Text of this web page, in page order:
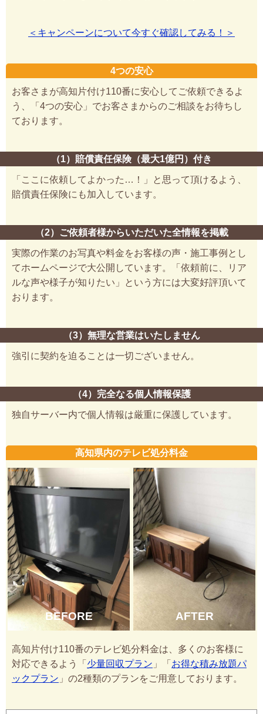
＜キャンペーンについて今すぐ確認してみる！＞
4つの安心
お客さまが高知片付け110番に安心してご依頼できるよ
う、「4つの安心」でお客さまからのご相談をお待ちし
ております。
（1）賠償責任保険（最大1億円）付き
「ここに依頼してよかった…！」と思って頂けるよう、
賠償責任保険にも加入しています。
（2）ご依頼者様からいただいた全情報を掲載
実際の作業のお写真や料金をお客様の声・施工事例とし
てホームページで大公開しています。「依頼前に、リア
ルな声や様子が知りたい」という方には大変好評頂いて
おります。
（3）無理な営業はいたしません
強引に契約を迫ることは一切ございません。
（4）完全なる個人情報保護
独自サーバー内で個人情報は厳重に保護しています。
高知県内のテレビ処分料金
BEFORE AFTER
高知片付け110番のテレビ処分料金は、多くのお客様に
対応できるよう「 少量回収プラン 」「 お得な積み放題パ
ックプラン 」の2種類のプランをご用意しております。